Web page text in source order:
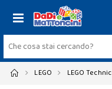
LEGO LEGO Technic